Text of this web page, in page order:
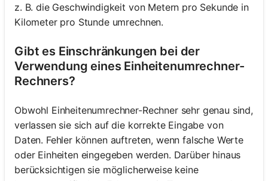
z. B. die Geschwindigkeit von Metern pro Sekunde in
Kilometer pro Stunde umrechnen.
Gibt es Einschränkungen bei der
Verwendung eines Einheitenumrechner-
Rechners?
Obwohl Einheitenumrechner-Rechner sehr genau sind,
verlassen sie sich auf die korrekte Eingabe von
Daten. Fehler können auftreten, wenn falsche Werte
oder Einheiten eingegeben werden. Darüber hinaus
berücksichtigen sie möglicherweise keine